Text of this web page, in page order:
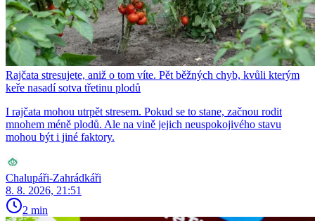
Rajčata stresujete, aniž o tom víte. Pět běžných chyb, kvůli kterým
keře nasadí sotva třetinu plodů
I rajčata mohou utrpět stresem. Pokud se to stane, začnou rodit
mnohem méně plodů. Ale na vině jejich neuspokojivého stavu
mohou být i jiné faktory.
Chalupáři-Zahrádkáři
8. 8. 2026, 21:51
2 min